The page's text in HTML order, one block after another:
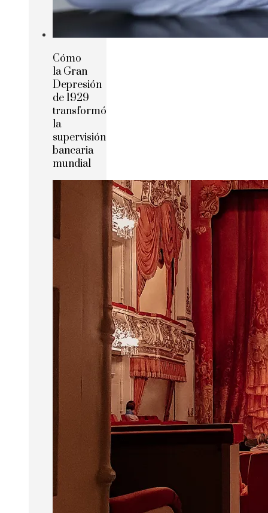
Cómo
la Gran
Depresión
de 1929
transformó
la
supervisión
bancaria
mundial